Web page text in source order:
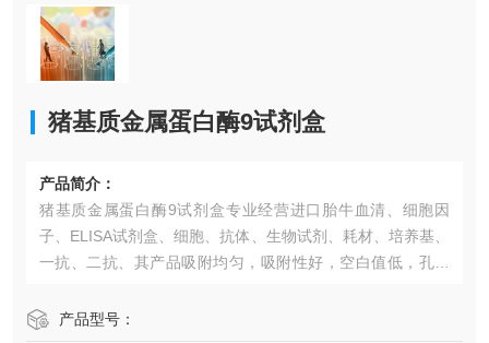
猪基质金属蛋白酶9试剂盒​
产品简介：
猪基质金属蛋白酶9试剂盒​专业经营进口胎牛血清、细胞因
子、ELISA试剂盒、细胞、抗体、生物试剂、耗材、培养基、
一抗、二抗、其产品吸附均匀，吸附性好，空白值低，孔底
稳定的纯化技术，保证产品均能现货供应和产品质量的稳定
产品型号：